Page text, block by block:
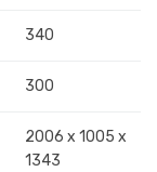
340
300
2006 x 1005 x
1343